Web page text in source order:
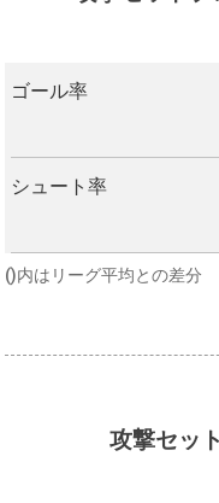
ゴール率
シュート率
()内はリーグ平均との差分
攻撃セッ